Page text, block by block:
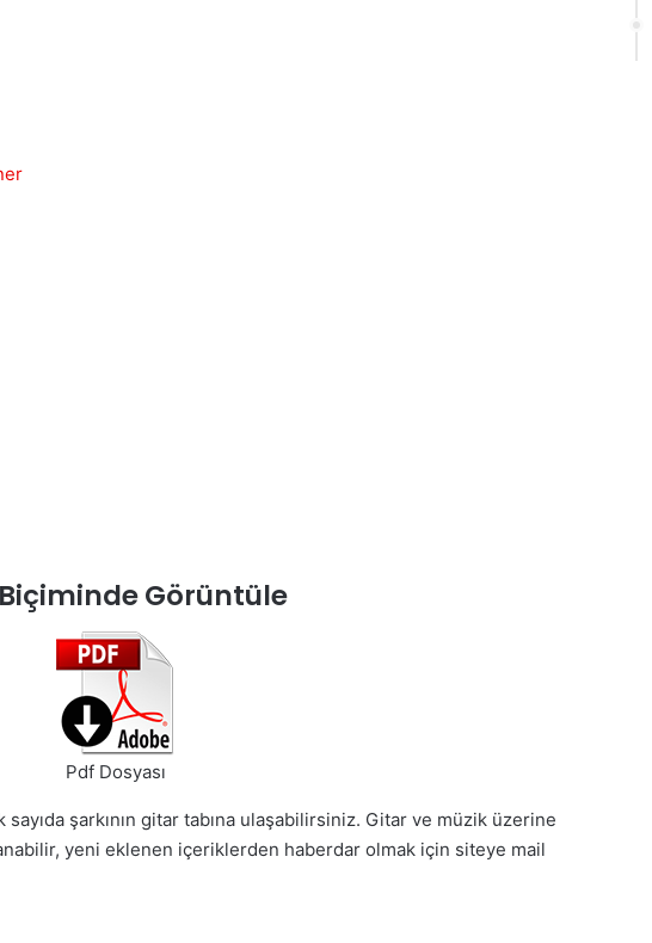
Görüntüle
Pdf Dosyası
şarkının gitar tabına ulaşabilirsiniz. Gitar ve müzik üzerine
yeni eklenen içeriklerden haberdar olmak için siteye mail